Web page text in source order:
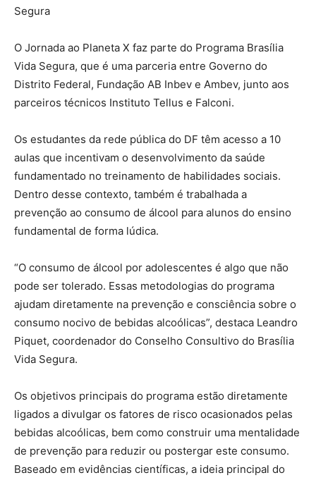
Segura
O Jornada ao Planeta X faz parte do Programa Brasília
Vida Segura, que é uma parceria entre Governo do
Distrito Federal, Fundação AB Inbev e Ambev, junto aos
parceiros técnicos Instituto Tellus e Falconi.
Os estudantes da rede pública do DF têm acesso a 10
aulas que incentivam o desenvolvimento da saúde
fundamentado no treinamento de habilidades sociais.
Dentro desse contexto, também é trabalhada a
prevenção ao consumo de álcool para alunos do ensino
fundamental de forma lúdica.
“O consumo de álcool por adolescentes é algo que não
pode ser tolerado. Essas metodologias do programa
ajudam diretamente na prevenção e consciência sobre o
consumo nocivo de bebidas alcoólicas”, destaca Leandro
Piquet, coordenador do Conselho Consultivo do Brasília
Vida Segura.
Os objetivos principais do programa estão diretamente
ligados a divulgar os fatores de risco ocasionados pelas
bebidas alcoólicas, bem como construir uma mentalidade
de prevenção para reduzir ou postergar este consumo.
Baseado em evidências científicas, a ideia principal do